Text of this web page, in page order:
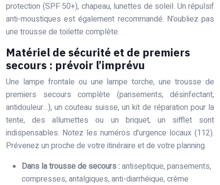
protection (SPF 50+), chapeau, lunettes de soleil. Un répulsif
anti-moustiques est également recommandé. N’oubliez pas
une trousse de toilette complète.
Matériel de sécurité et de premiers
secours : prévoir l’imprévu
Une lampe frontale ou une lampe torche, une trousse de
premiers secours complète (pansements, désinfectant,
antidouleur…), un couteau suisse, un kit de réparation pour la
tente, des allumettes ou un briquet, un sifflet sont
indispensables. Notez les numéros d’urgence locaux (112).
Prévenez un proche de votre itinéraire et de votre planning.
Dans la trousse de secours :antiseptique, pansements,
compresses, antalgiques, anti-diarrhéique, crème